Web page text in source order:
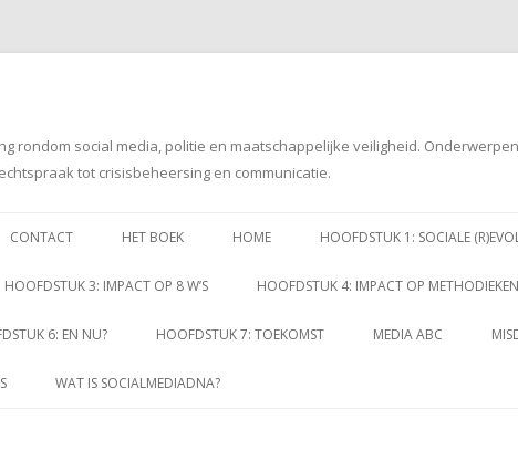
rondom social media, politie en maatschappelijke veiligheid.
tot crisisbeheersing en communicatie.
naar
CONTACT HET BOEK HOME HOOFDSTUK 1: SOCIALE
HOOFDSTUK 3: IMPACT OP 8 W’S HOOFDSTUK 4: IMPACT OP METHODIEKEN
6: EN NU? HOOFDSTUK 7: TOEKOMST MEDIA ABC
WAT IS SOCIALMEDIADNA?